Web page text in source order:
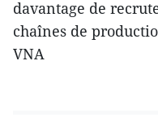
davantage de
chaînes de
VNA